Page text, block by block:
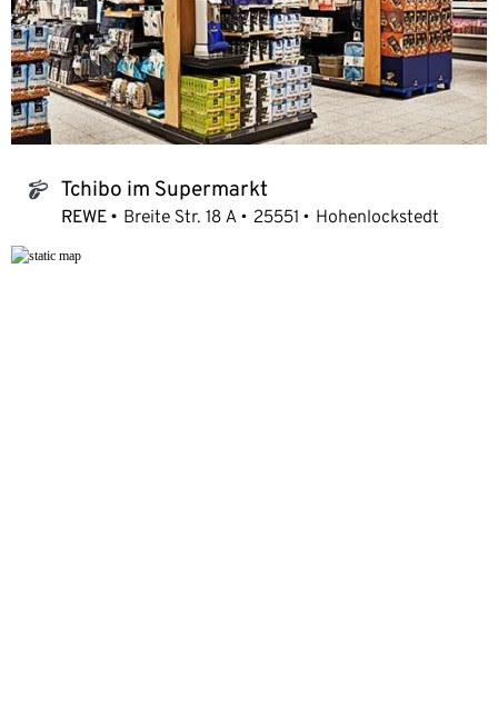
tchibo_logo Tchibo im Supermarkt
REWE Breite Str. 18 A 25551 Hohenlockstedt